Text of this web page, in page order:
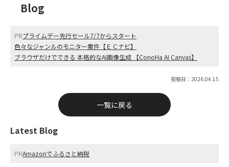
Blog
PRプライムデー先行セール7/7からスタート
色々なジャンルのモニター案件【ＥＣナビ】
ブラウザだけでできる 本格的なAI画像生成 【ConoHa AI Canvas】
投稿日：2026.04.15
一覧に戻る
Latest Blog
PRAmazonでふるさと納税